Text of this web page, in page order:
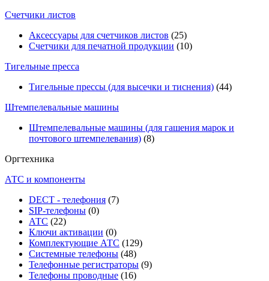
Счетчики листов
Аксессуары для счетчиков листов (25)
Счетчики для печатной продукции (10)
Тигельные пресса
Тигельные прессы (для высечки и тиснения) (44)
Штемпелевальные машины
Штемпелевальные машины (для гашения марок и
почтового штемпелевания) (8)
Оргтехника
АТС и компоненты
DECT - телефония (7)
SIP-телефоны (0)
АТС (22)
Ключи активации (0)
Комплектующие АТС (129)
Системные телефоны (48)
Телефонные регистраторы (9)
Телефоны проводные (16)